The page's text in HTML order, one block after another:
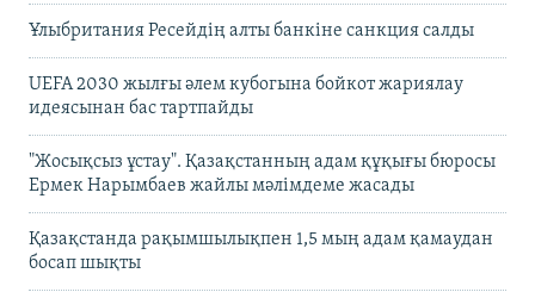
Ұлыбритания Ресейдің алты банкіне санкция салды
UEFA 2030 жылғы әлем кубогына бойкот жариялау
идеясынан бас тартпайды
"Жосықсыз ұстау". Қазақстанның адам құқығы бюросы
Ермек Нарымбаев жайлы мәлімдеме жасады
Қазақстанда рақымшылықпен 1,5 мың адам қамаудан
босап шықты